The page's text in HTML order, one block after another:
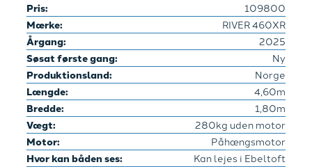
Pris: 109800
Mærke: RIVER 460XR
Årgang: 2025
Søsat første gang: Ny
Produktionsland: Norge
Længde: 4,60m
Bredde: 1,80m
Vægt: 280kg uden motor
Motor: Påhængsmotor
Hvor kan båden ses: Kan lejes i Ebeltoft